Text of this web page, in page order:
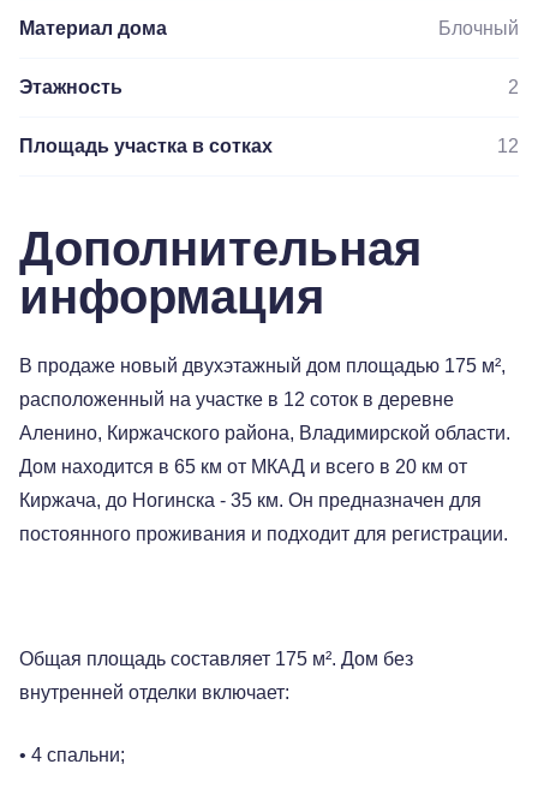
Материал дома Блочный
Этажность 2
Площадь участка в сотках 12
Дополнительная
информация
В продаже новый двухэтажный дом площадью 175 м²,
расположенный на участке в 12 соток в деревне
Аленино, Киржачского района, Владимирской области.
Дом находится в 65 км от МКАД и всего в 20 км от
Киржача, до Ногинска - 35 км. Он предназначен для
постоянного проживания и подходит для регистрации.
Общая площадь составляет 175 м². Дом без
внутренней отделки включает:
• 4 спальни;